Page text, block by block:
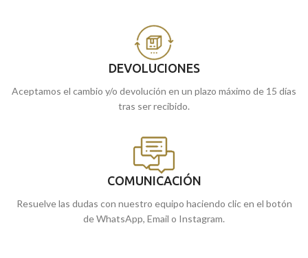
DEVOLUCIONES
Aceptamos el cambio y/o devolución en un plazo máximo de 15 días
tras ser recibido.
COMUNICACIÓN
Resuelve las dudas con nuestro equipo haciendo clic en el botón
de WhatsApp, Email o Instagram.